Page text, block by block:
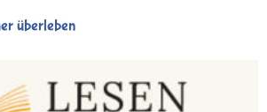
überleben